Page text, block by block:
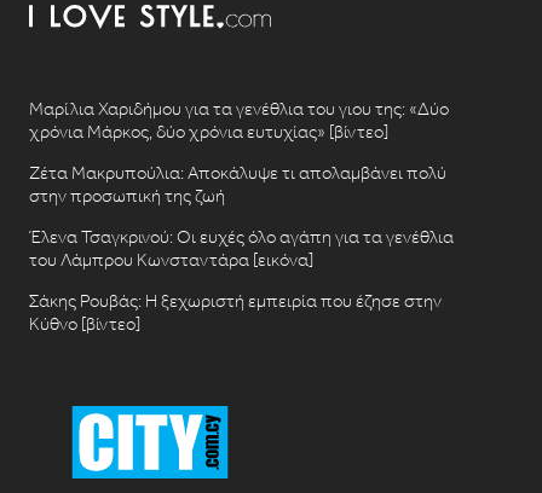
Μαρίλια Χαριδήμου για τα γενέθλια του γιου της: «Δύο
χρόνια Μάρκος, δύο χρόνια ευτυχίας» [βίντεο]
Ζέτα Μακρυπούλια: Αποκάλυψε τι απολαμβάνει πολύ
στην προσωπική της ζωή
Έλενα Τσαγκρινού: Οι ευχές όλο αγάπη για τα γενέθλια
του Λάμπρου Κωνσταντάρα [εικόνα]
Σάκης Ρουβάς: Η ξεχωριστή εμπειρία που έζησε στην
Κύθνο [βίντεο]